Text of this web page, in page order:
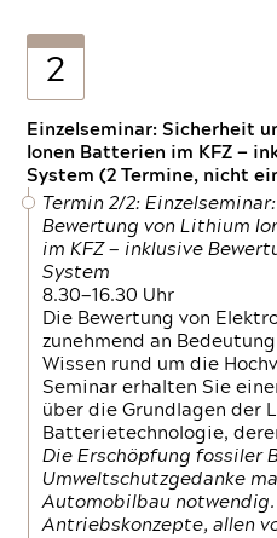
2
Einzelseminar: Sicherheit
Ionen Batterien im KFZ —
System (2 Termine, nicht
Termin 2/2:
Bewertung von Lithium
im KFZ — inklusive
System
8.30—16.30 Uhr
Die Bewertung von
zunehmend an
Wissen rund um die
Seminar erhalten Sie
über die Grundlagen der
Batterietechnologie,
Die Erschöpfung fossiler
Umweltschutzgedanke
Automobilbau
Antriebskonzepte, allen